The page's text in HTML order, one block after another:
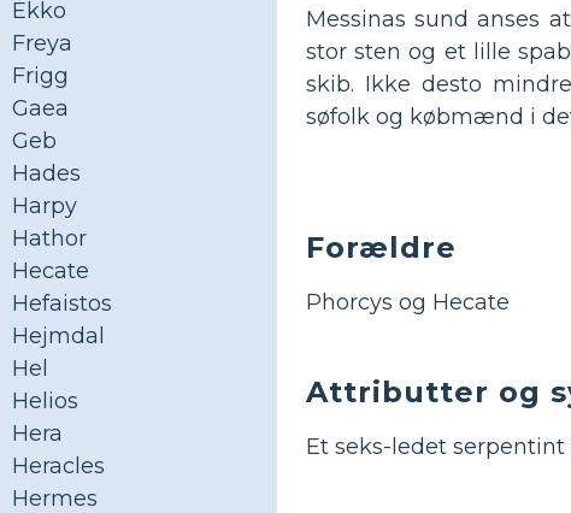
Ekko
Freya
Frigg
Gaea
Geb
Hades
Harpy
Hathor
Hecate
Hefaistos
Hejmdal
Hel
Helios
Hera
Heracles
Hermes
Messinas sund anses
stor sten og et lille
skib. Ikke desto
søfolk og købmænd i
Forældre
Phorcys og Hecate
Attributter og
Et seks-ledet